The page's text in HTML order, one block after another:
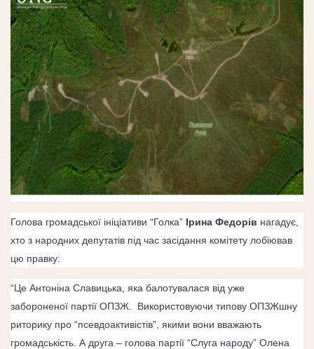
Голова громадської ініціативи “Голка” Ірина Федорів нагадує,
хто з народних депутатів під час засідання комітету лобіював
цю правку:
“Це Антоніна Славицька , яка балотувалася від уже
забороненої партії ОПЗЖ. Використовуючи типову ОПЗЖшну
риторику про “псевдоактивістів”, якими вони вважають
громадськість. А друга – голова партії “Слуга народу” Олена